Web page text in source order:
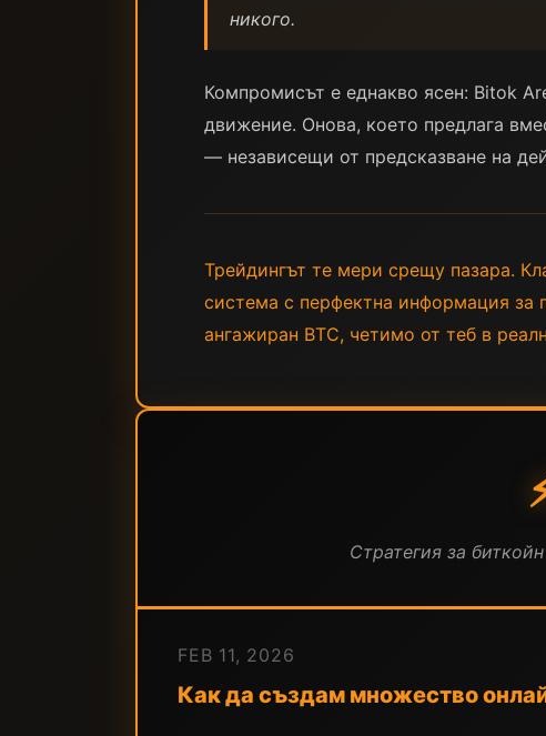
никого.
Компромисът е еднакво ясен: Bitok
движение. Онова, което предлага
— независещи от предсказване на
Трейдингът те мери срещу пазара.
система с перфектна информация за
ангажиран BTC, четимо от теб в
Стратегия за
FEB 11, 2026
Как да създам множество